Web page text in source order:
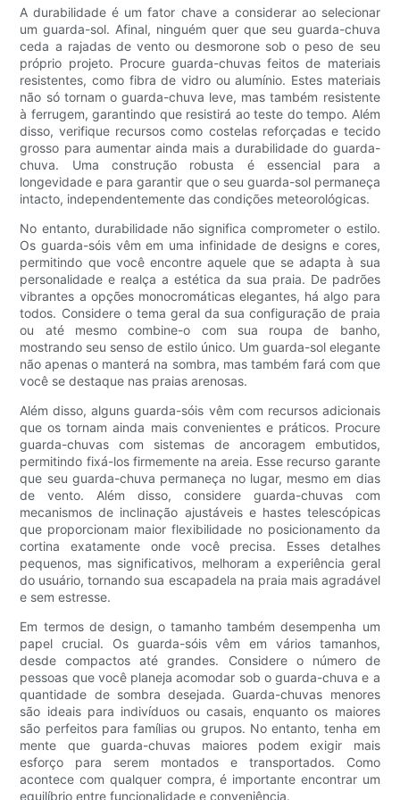
A durabilidade é um fator chave a considerar ao selecionar
um guarda-sol. Afinal, ninguém quer que seu guarda-chuva
ceda a rajadas de vento ou desmorone sob o peso de seu
próprio projeto. Procure guarda-chuvas feitos de materiais
resistentes, como fibra de vidro ou alumínio. Estes materiais
não só tornam o guarda-chuva leve, mas também resistente
à ferrugem, garantindo que resistirá ao teste do tempo. Além
disso, verifique recursos como costelas reforçadas e tecido
grosso para aumentar ainda mais a durabilidade do guarda-
chuva. Uma construção robusta é essencial para a
longevidade e para garantir que o seu guarda-sol permaneça
intacto, independentemente das condições meteorológicas.
No entanto, durabilidade não significa comprometer o estilo.
Os guarda-sóis vêm em uma infinidade de designs e cores,
permitindo que você encontre aquele que se adapta à sua
personalidade e realça a estética da sua praia. De padrões
vibrantes a opções monocromáticas elegantes, há algo para
todos. Considere o tema geral da sua configuração de praia
ou até mesmo combine-o com sua roupa de banho,
mostrando seu senso de estilo único. Um guarda-sol elegante
não apenas o manterá na sombra, mas também fará com que
você se destaque nas praias arenosas.
Além disso, alguns guarda-sóis vêm com recursos adicionais
que os tornam ainda mais convenientes e práticos. Procure
guarda-chuvas com sistemas de ancoragem embutidos,
permitindo fixá-los firmemente na areia. Esse recurso garante
que seu guarda-chuva permaneça no lugar, mesmo em dias
de vento. Além disso, considere guarda-chuvas com
mecanismos de inclinação ajustáveis ​​e hastes telescópicas
que proporcionam maior flexibilidade no posicionamento da
cortina exatamente onde você precisa. Esses detalhes
pequenos, mas significativos, melhoram a experiência geral
do usuário, tornando sua escapadela na praia mais agradável
e sem estresse.
Em termos de design, o tamanho também desempenha um
papel crucial. Os guarda-sóis vêm em vários tamanhos,
desde compactos até grandes. Considere o número de
pessoas que você planeja acomodar sob o guarda-chuva e a
quantidade de sombra desejada. Guarda-chuvas menores
são ideais para indivíduos ou casais, enquanto os maiores
são perfeitos para famílias ou grupos. No entanto, tenha em
mente que guarda-chuvas maiores podem exigir mais
esforço para serem montados e transportados. Como
acontece com qualquer compra, é importante encontrar um
equilíbrio entre funcionalidade e conveniência.